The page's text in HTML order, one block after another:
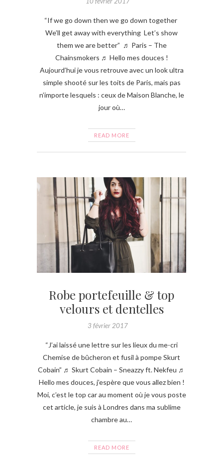
“If we go down then we go down together
We’ll get away with everything Let’s show
them we are better” ♬ Paris – The
Chainsmokers ♬ Hello mes douces !
Aujourd’hui je vous retrouve avec un look ultra
simple shooté sur les toits de Paris, mais pas
n’importe lesquels : ceux de Maison Blanche, le
jour où…
READ MORE
Robe portefeuille & top
velours et dentelles
3 février 2017
“J’ai laissé une lettre sur les lieux du me-cri
Chemise de bûcheron et fusil à pompe Skurt
Cobain” ♬ Skurt Cobain – Sneazzy ft. Nekfeu ♬
Hello mes douces, j’espère que vous allez bien !
Moi, c’est le top car au moment où je vous poste
cet article, je suis à Londres dans ma sublime
chambre au…
READ MORE